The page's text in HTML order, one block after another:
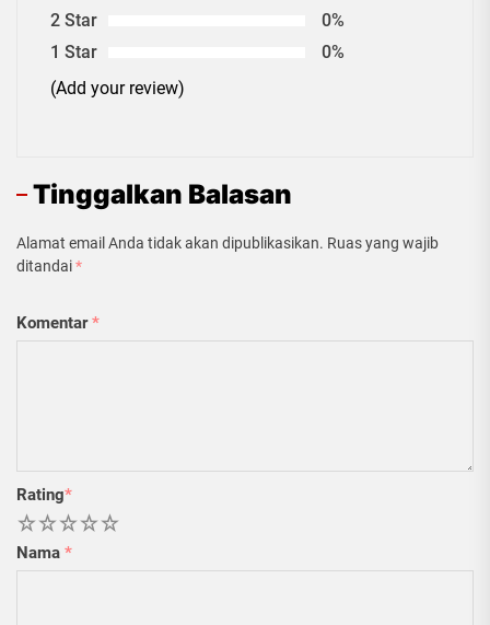
2 Star
0%
1 Star
0%
(Add your review)
Tinggalkan Balasan
Alamat email Anda tidak akan dipublikasikan. Ruas yang wajib
ditandai*
Komentar*
Rating*
5
4
3
2
Nama *